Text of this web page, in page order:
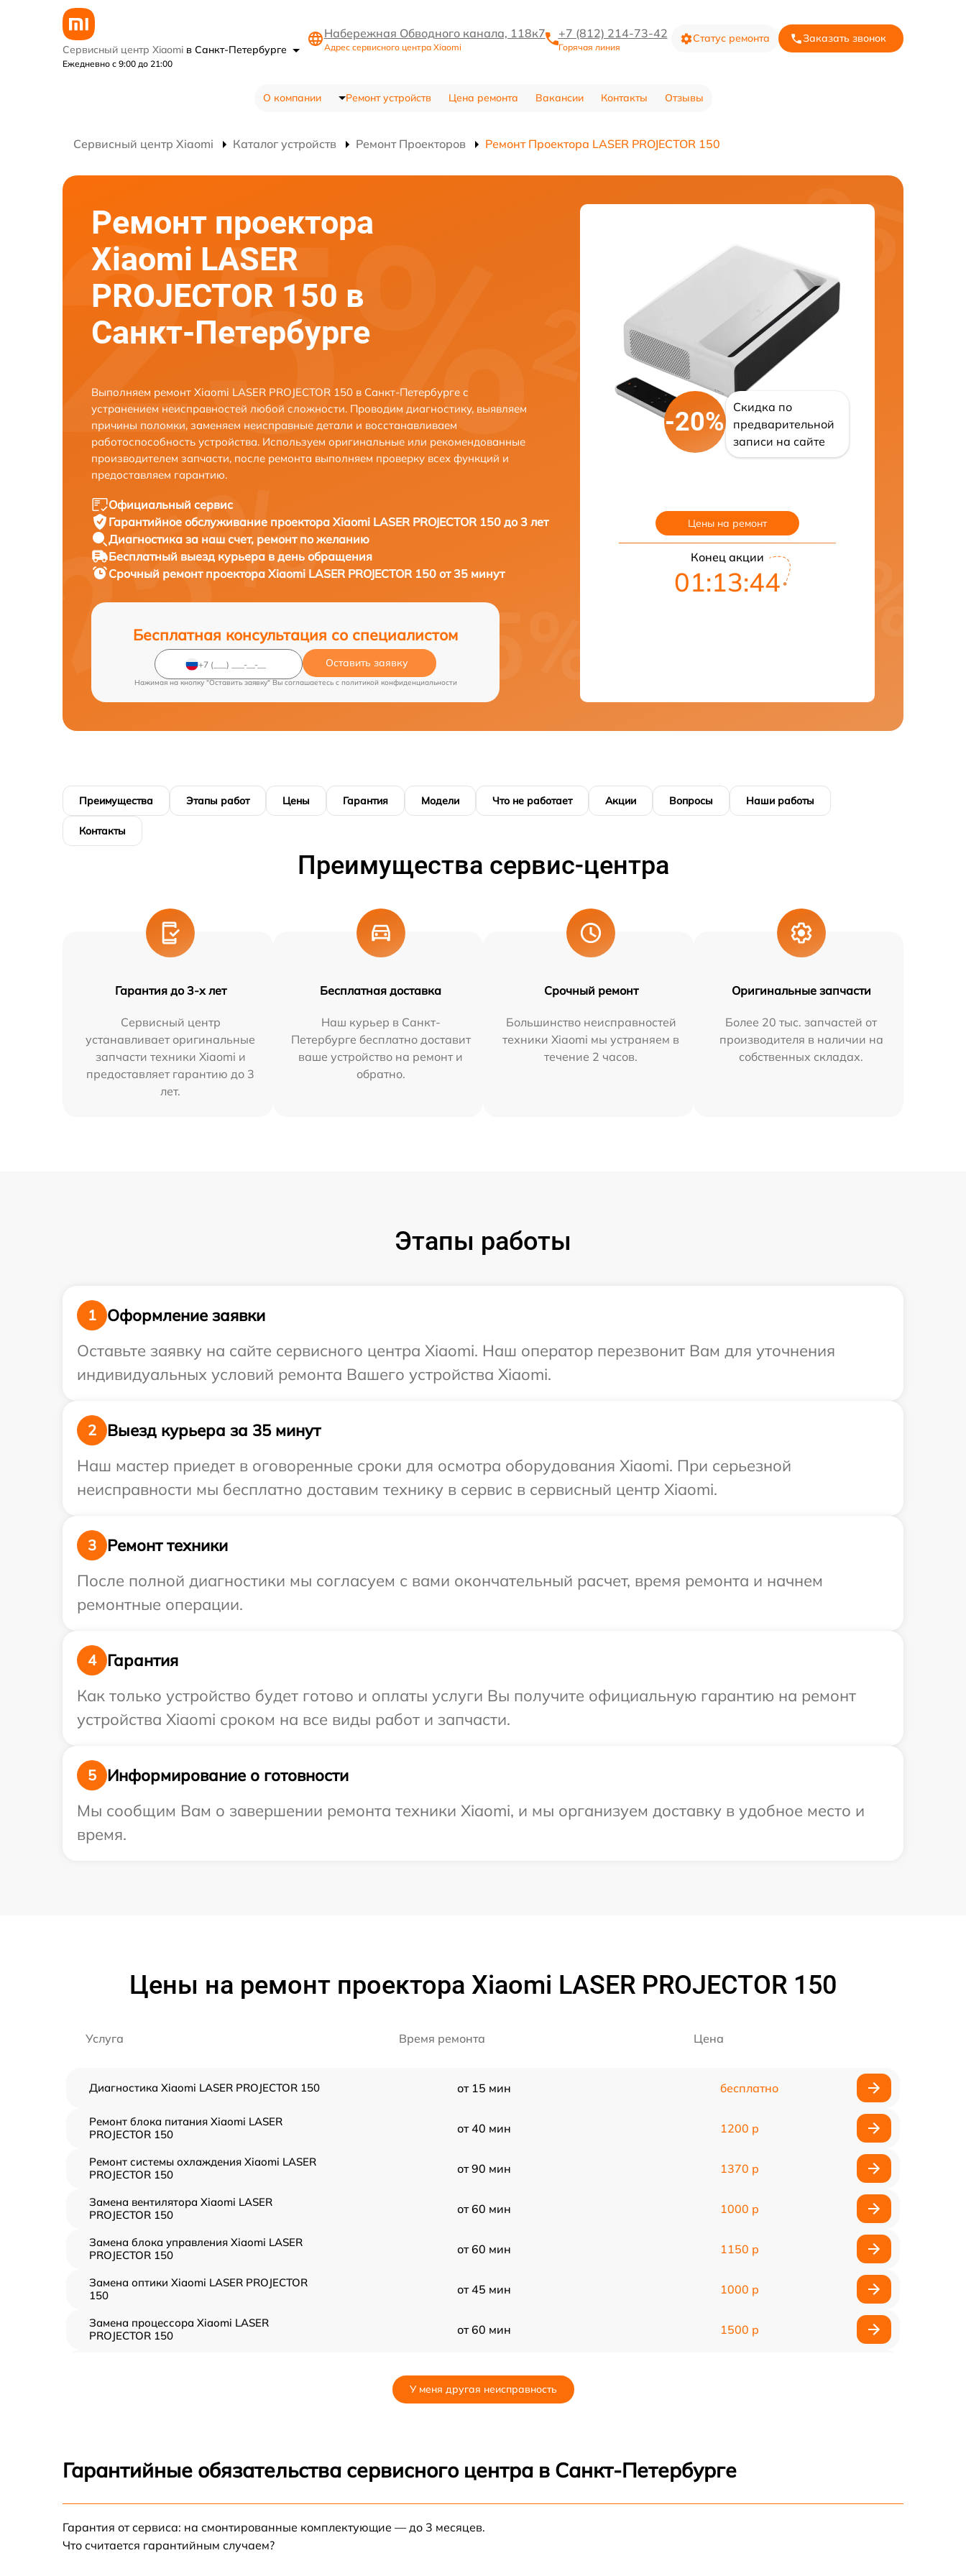
Сервисный центр Xiaomi в Санкт-Петербурге
Ежедневно с 9:00 до 21:00
Набережная Обводного канала, 118к7
Адрес сервисного центра Xiaomi
+7 (812) 214-73-42
Горячая линия
Статус ремонта Заказать звонок
О компании Ремонт устройств Цена ремонта Вакансии Контакты Отзывы
Сервисный центр Xiaomi Каталог устройств Ремонт Проекторов Ремонт Проектора LASER PROJECTOR 150
Ремонт проектора
Xiaomi LASER
PROJECTOR 150 в
Санкт-Петербурге
Выполняем ремонт Xiaomi LASER PROJECTOR 150 в Санкт-Петербурге с
устранением неисправностей любой сложности. Проводим диагностику, выявляем
причины поломки, заменяем неисправные детали и восстанавливаем
работоспособность устройства. Используем оригинальные или рекомендованные
производителем запчасти, после ремонта выполняем проверку всех функций и
предоставляем гарантию.
Официальный сервис
Гарантийное обслуживание проектора Xiaomi LASER PROJECTOR 150 до 3 лет
Диагностика за наш счет, ремонт по желанию
Бесплатный выезд курьера в день обращения
Срочный ремонт проектора Xiaomi LASER PROJECTOR 150 от 35 минут
Бесплатная консультация со специалистом
Оставить заявку
Нажимая на кнопку "Оставить заявку" Вы соглашаетесь c политикой конфиденциальности
-20%
Скидка по
предварительной
записи на сайте
Цены на ремонт
Конец акции
01:13:43
Преимущества Этапы работ Цены Гарантия Модели Что не работает Акции Вопросы Наши работы
Контакты
Преимущества сервис-центра
Гарантия до 3-х лет
Сервисный центр
устанавливает оригинальные
запчасти техники Xiaomi и
предоставляет гарантию до 3
лет.
Бесплатная доставка
Наш курьер в Санкт-
Петербурге бесплатно доставит
ваше устройство на ремонт и
обратно.
Срочный ремонт
Большинство неисправностей
техники Xiaomi мы устраняем в
течение 2 часов.
Оригинальные запчасти
Более 20 тыс. запчастей от
производителя в наличии на
собственных складах.
Этапы работы
1
Оформление заявки
Оставьте заявку на сайте сервисного центра Xiaomi. Наш оператор перезвонит Вам для уточнения
индивидуальных условий ремонта Вашего устройства Xiaomi.
2
Выезд курьера за 35 минут
Наш мастер приедет в оговоренные сроки для осмотра оборудования Xiaomi. При серьезной
неисправности мы бесплатно доставим технику в сервис в сервисный центр Xiaomi.
3
Ремонт техники
После полной диагностики мы согласуем с вами окончательный расчет, время ремонта и начнем
ремонтные операции.
4
Гарантия
Как только устройство будет готово и оплаты услуги Вы получите официальную гарантию на ремонт
устройства Xiaomi сроком на все виды работ и запчасти.
5
Информирование о готовности
Мы сообщим Вам о завершении ремонта техники Xiaomi, и мы организуем доставку в удобное место и
время.
Цены на ремонт проектора Xiaomi LASER PROJECTOR 150
Услуга Время ремонта Цена
Диагностика Xiaomi LASER PROJECTOR 150 от 15 мин бесплатно
Ремонт блока питания Xiaomi LASER
PROJECTOR 150
от 40 мин 1200 р
Ремонт системы охлаждения Xiaomi LASER
PROJECTOR 150
от 90 мин 1370 р
Замена вентилятора Xiaomi LASER
PROJECTOR 150
от 60 мин 1000 р
Замена блока управления Xiaomi LASER
PROJECTOR 150
от 60 мин 1150 р
Замена оптики Xiaomi LASER PROJECTOR
150
от 45 мин 1000 р
Замена процессора Xiaomi LASER
PROJECTOR 150
от 60 мин 1500 р
Ремонт системной платы Xiaomi LASER
PROJECTOR 150
от 60 мин
У меня другая неисправность
Гарантийные обязательства сервисного центра в Санкт-Петербурге
Гарантия от сервиса: на смонтированные комплектующие — до 3 месяцев.
Что считается гарантийным случаем?